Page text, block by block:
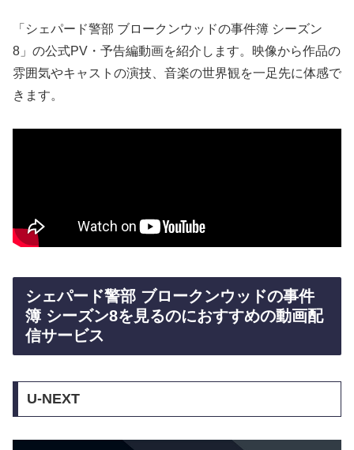
「シェパード警部 ブロークンウッドの事件簿 シーズン
8」の公式PV・予告編動画を紹介します。映像から作品の
雰囲気やキャストの演技、音楽の世界観を一足先に体感で
きます。
シェパード警部 ブロークンウッドの事件
簿 シーズン8を見るのにおすすめの動画配
信サービス
U-NEXT